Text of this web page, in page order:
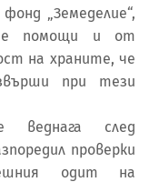
„Земеделие“,
помощи и от
на храните, че
при тези
веднага след
проверки
одит на